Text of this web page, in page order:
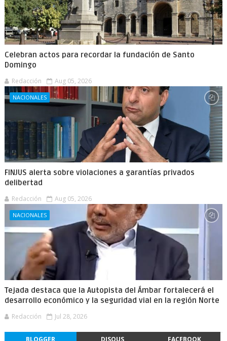
Celebran actos para recordar la fundación de Santo
Domingo
Redacción Aug 05, 2026
NACIONALES
FINJUS alerta sobre violaciones a garantías privados
delibertad
Redacción Aug 05, 2026
NACIONALES
Tejada destaca que la Autopista del Ámbar fortalecerá el
desarrollo económico y la seguridad vial en la región Norte
Redacción Jul 28, 2026
BLOGGER DISQUS FACEBOOK